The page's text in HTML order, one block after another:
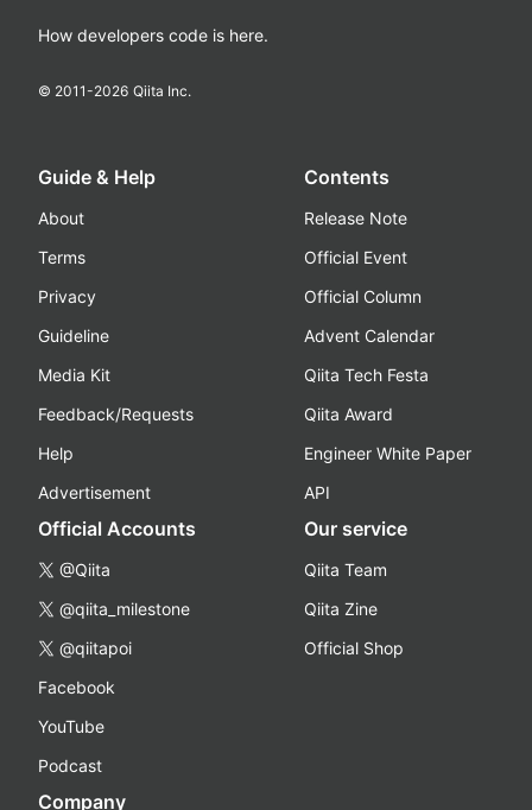
How developers code is here.
© 2011-2026 Qiita Inc.
Guide & Help
About
Terms
Privacy
Guideline
Media Kit
Feedback/Requests
Help
Advertisement
Contents
Release Note
Official Event
Official Column
Advent Calendar
Qiita Tech Festa
Qiita Award
Engineer White Paper
API
Official Accounts
@Qiita
@qiita_milestone
@qiitapoi
Facebook
YouTube
Podcast
Our service
Qiita Team
Qiita Zine
Official Shop
Company